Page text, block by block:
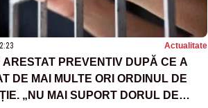
Actualitate
PREVENTIV DUPĂ CE A
DE MAI MULTE ORI ORDINUL DE
„NU MAI SUPORT DORUL DE